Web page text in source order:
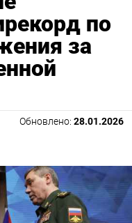
по
за
Обновлено: 28.01.2026